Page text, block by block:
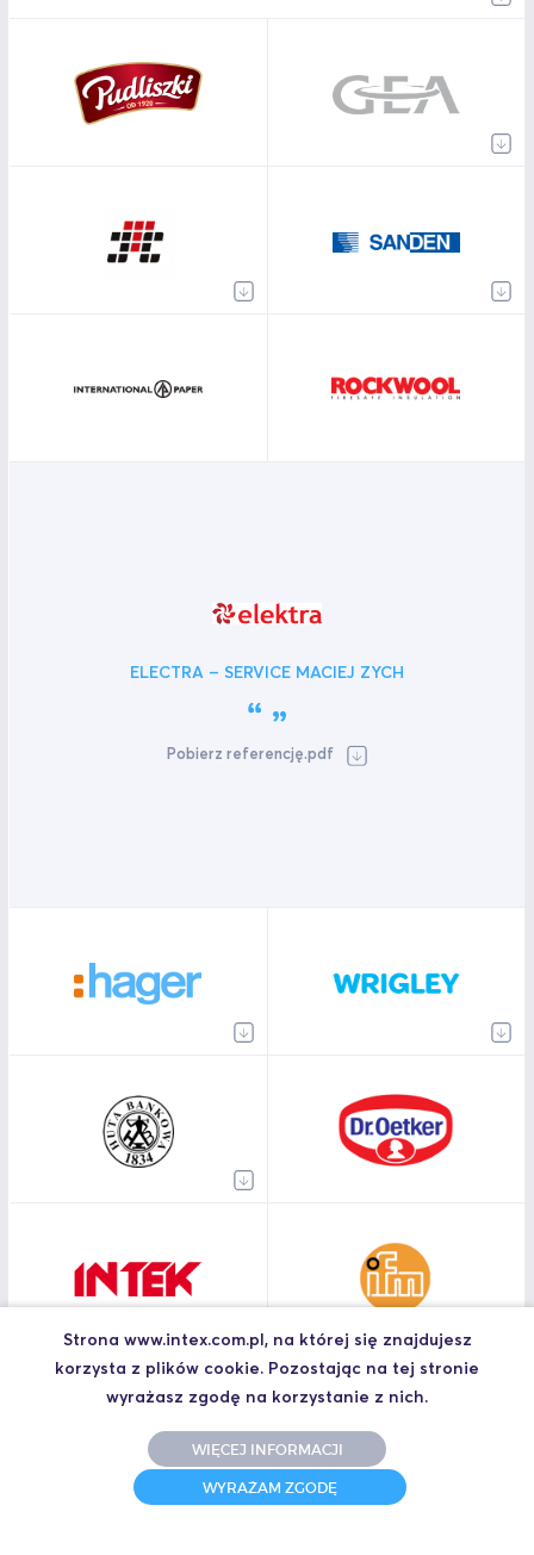
ELECTRA – SERVICE MACIEJ ZYCH
Pobierz referencję.pdf
Strona www.intex.com.pl, na której się znajdujesz
korzysta z plików cookie. Pozostając na tej stronie
wyrażasz zgodę na korzystanie z nich.
WIĘCEJ INFORMACJI
WYRAŻAM ZGODĘ